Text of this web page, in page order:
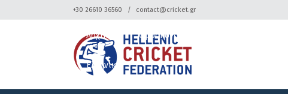
+30 26610 36560 contact@cricket.gr
Αρχική Ομοσπονδία
Ελληνικά